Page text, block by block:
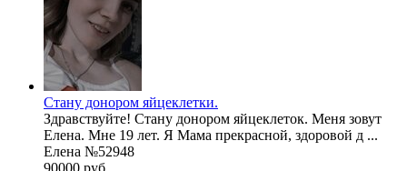
Стану донором яйцеклетки.
Здравствуйте! Стану донором яйцеклеток. Меня зовут
Елена. Мне 19 лет. Я Мама прекрасной, здоровой д ...
Елена №52948
90000 руб.